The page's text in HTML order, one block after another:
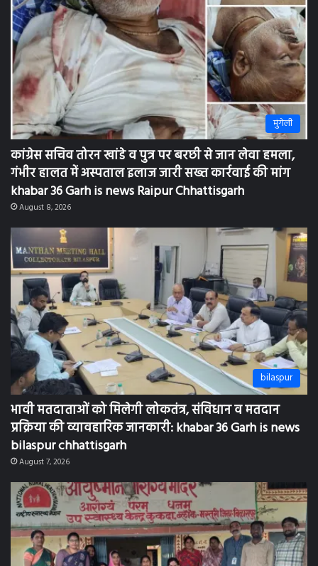
bilaspur
भावी मतदाताओं को मिलेगी लोकतंत्र, संविधान व मतदान
प्रक्रिया की व्यावहारिक जानकारी: khabar 36 Garh is news
bilaspur chhattisgarh
August 7, 2026
sipat NTPC
मां का पहला दुध बच्चों के लिए बेहद जरूरी व उपयोगी है,
बिमारियों से बचाता है मां का दूध आहार का शुध्द रूप है:
khabar 36 Garh is news bilaspur chhattisgarh
August 7, 2026